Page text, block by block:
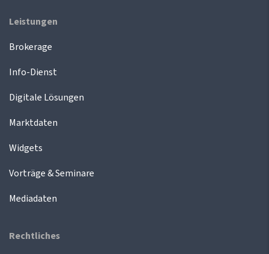
Leistungen
Brokerage
Info-Dienst
Digitale Lösungen
Marktdaten
Widgets
Vorträge & Seminare
Mediadaten
Rechtliches